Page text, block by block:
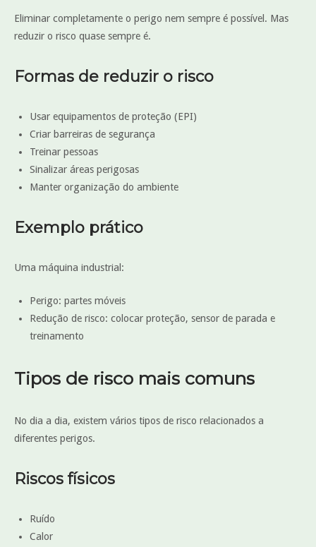
Eliminar completamente o perigo nem sempre é possível. Mas
reduzir o risco quase sempre é.
Formas de reduzir o risco
Usar equipamentos de proteção (EPI)
Criar barreiras de segurança
Treinar pessoas
Sinalizar áreas perigosas
Manter organização do ambiente
Exemplo prático
Uma máquina industrial:
Perigo: partes móveis
Redução de risco: colocar proteção, sensor de parada e
treinamento
Tipos de risco mais comuns
No dia a dia, existem vários tipos de risco relacionados a
diferentes perigos.
Riscos físicos
Ruído
Calor